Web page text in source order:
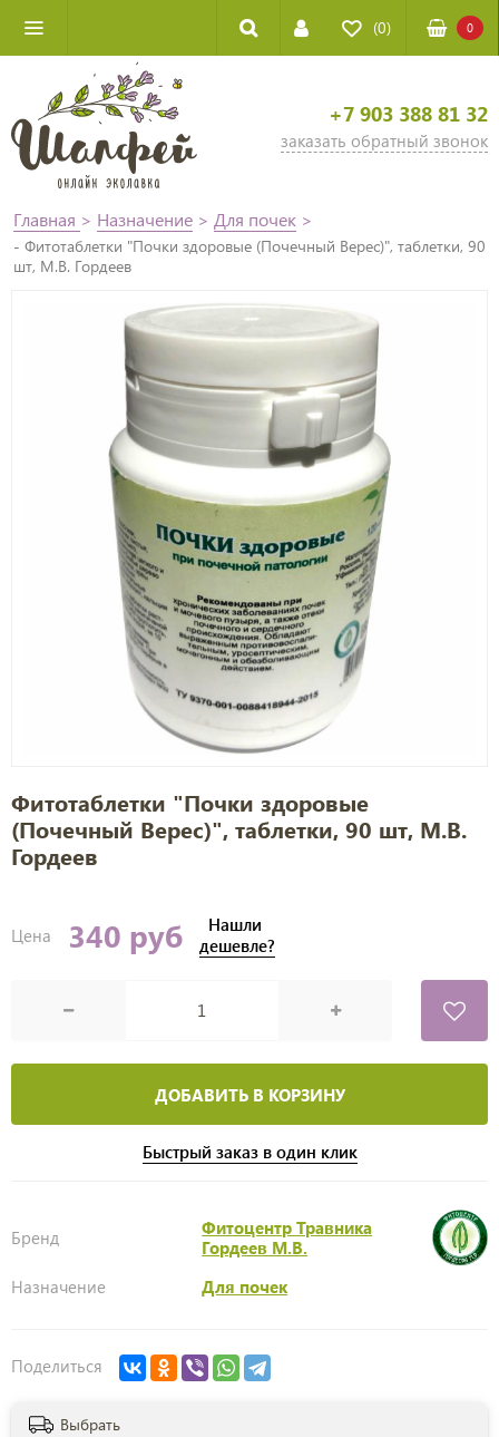
(0) 0
+7 903 388 81 32
заказать обратный звонок
Главная > Назначение > Для почек >
- Фитотаблетки "Почки здоровые (Почечный Верес)", таблетки, 90
шт, М.В. Гордеев
Фитотаблетки "Почки здоровые
(Почечный Верес)", таблетки, 90 шт, М.В.
Гордеев
Цена 340 руб
Нашли
дешевле?
ДОБАВИТЬ В КОРЗИНУ
Быстрый заказ в один клик
Бренд
Фитоцентр Травника
Гордеев М.В.
Назначение
Для почек
Поделиться
Выбрать